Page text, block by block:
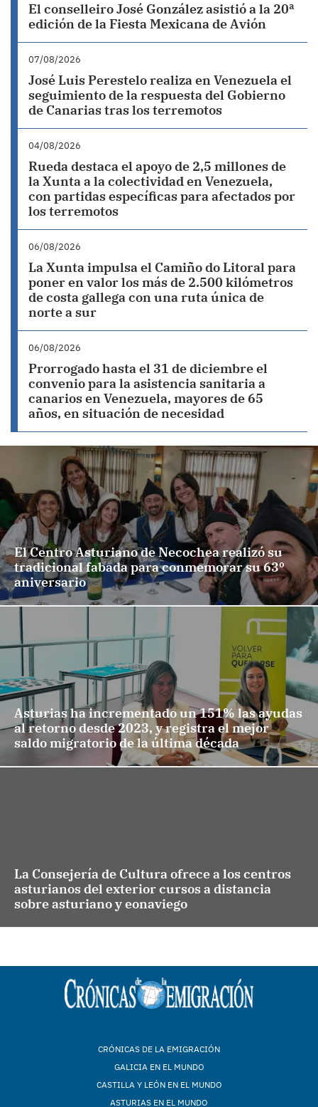
El conselleiro José González asistió a la 20ª
edición de la Fiesta Mexicana de Avión
07/08/2026
José Luis Perestelo realiza en Venezuela el
seguimiento de la respuesta del Gobierno
de Canarias tras los terremotos
04/08/2026
Rueda destaca el apoyo de 2,5 millones de
la Xunta a la colectividad en Venezuela,
con partidas específicas para afectados por
los terremotos
06/08/2026
La Xunta impulsa el Camiño do Litoral para
poner en valor los más de 2.500 kilómetros
de costa gallega con una ruta única de
norte a sur
06/08/2026
Prorrogado hasta el 31 de diciembre el
convenio para la asistencia sanitaria a
canarios en Venezuela, mayores de 65
años, en situación de necesidad
El Centro Asturiano de Necochea realizó su
tradicional fabada para conmemorar su 63º
aniversario
Asturias ha incrementado un 151% las ayudas
al retorno desde 2023, y registra el mejor
saldo migratorio de la última década
La Consejería de Cultura ofrece a los centros
asturianos del exterior cursos a distancia
sobre asturiano y eonaviego
CRÓNICAS DE LA EMIGRACIÓN
GALICIA EN EL MUNDO
CASTILLA Y LEÓN EN EL MUNDO
ASTURIAS EN EL MUNDO